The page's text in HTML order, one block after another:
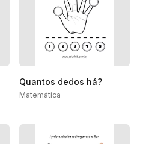
Quantos dedos há?
Matemática